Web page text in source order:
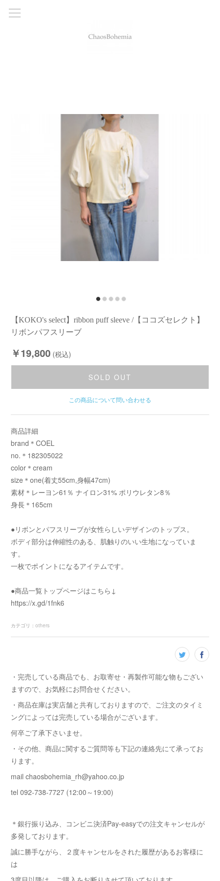
【KOKO's select】ribbon puff sleeve /【ココズセレクト】
リボンパフスリーブ
￥19,800 (税込)
SOLD OUT
この商品について問い合わせる
商品詳細
brand＊COEL
no.＊182305022
color＊cream
size＊one(着丈55cm,身幅47cm)
素材＊レーヨン61％ ナイロン31% ポリウレタン8％
身長＊165cm
●リボンとパフスリーブが女性らしいデザインのトップス。
ボディ部分は伸縮性のある、肌触りのいい生地になっていま
す。
一枚でポイントになるアイテムです。
●商品一覧トップページはこちら↓
https://x.gd/1fnk6
カテゴリ ：others
・完売している商品でも、お取寄せ・再製作可能な物もござい
ますので、お気軽にお問合せください。
・商品在庫は実店舗と共有しておりますので、ご注文のタイミ
ングによっては完売している場合がございます。
何卒ご了承下さいませ。
・その他、商品に関するご質問等も下記の連絡先にて承ってお
ります。
mail chaosbohemia_rh@yahoo.co.jp
tel 092-738-7727 (12:00～19:00)
＊銀行振り込み、コンビニ決済Pay-easyでの注文キャンセルが
多発しております。
誠に勝手ながら、２度キャンセルをされた履歴があるお客様に
は